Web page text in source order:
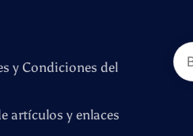
y Condiciones del
artículos y enlaces